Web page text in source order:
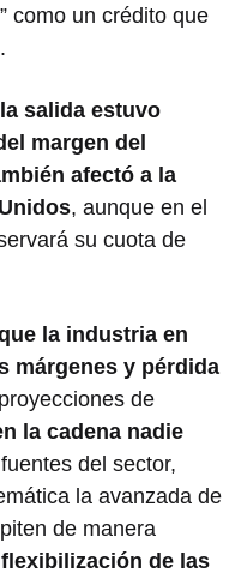
como un crédito que
la salida estuvo
margen del
afectó a la
, aunque en el
su cuota de
la industria en
márgenes y pérdida
de
la cadena nadie
del sector,
la avanzada de
de manera
de las